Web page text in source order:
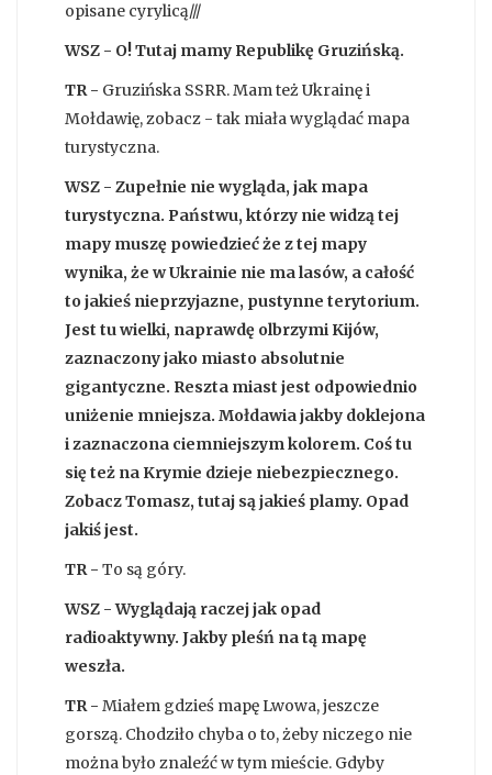
opisane cyrylicą///
WSZ - O! Tutaj mamy Republikę Gruzińską.
TR - Gruzińska SSRR. Mam też Ukrainę i
Mołdawię, zobacz - tak miała wyglądać mapa
turystyczna.
WSZ - Zupełnie nie wygląda, jak mapa
turystyczna. Państwu, którzy nie widzą tej
mapy muszę powiedzieć że z tej mapy
wynika, że w Ukrainie nie ma lasów, a całość
to jakieś nieprzyjazne, pustynne terytorium.
Jest tu wielki, naprawdę olbrzymi Kijów,
zaznaczony jako miasto absolutnie
gigantyczne. Reszta miast jest odpowiednio
uniżenie mniejsza. Mołdawia jakby doklejona
i zaznaczona ciemniejszym kolorem. Coś tu
się też na Krymie dzieje niebezpiecznego.
Zobacz Tomasz, tutaj są jakieś plamy. Opad
jakiś jest.
TR - To są góry.
WSZ - Wyglądają raczej jak opad
radioaktywny. Jakby pleśń na tą mapę
weszła.
TR - Miałem gdzieś mapę Lwowa, jeszcze
gorszą. Chodziło chyba o to, żeby niczego nie
można było znaleźć w tym mieście. Gdyby